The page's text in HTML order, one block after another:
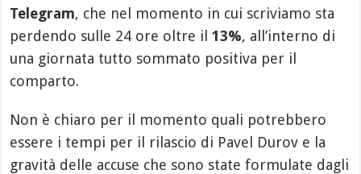
Telegram, che nel momento in cui scriviamo sta
perdendo sulle 24 ore oltre il13%, all’interno di
una giornata tutto sommato positiva per il
comparto.
Non è chiaro per il momento quali potrebbero
essere i tempi per il rilascio di Pavel Durov e la
gravità delle accuse che sono state formulate dagli